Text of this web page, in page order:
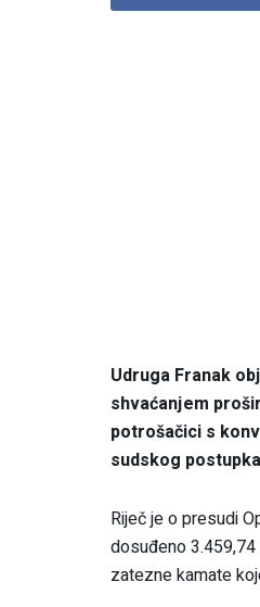
Udruga Franak
shvaćanjem
potrošačici s
sudskog
Riječ je o presudi
dosuđeno
zatezne kamate